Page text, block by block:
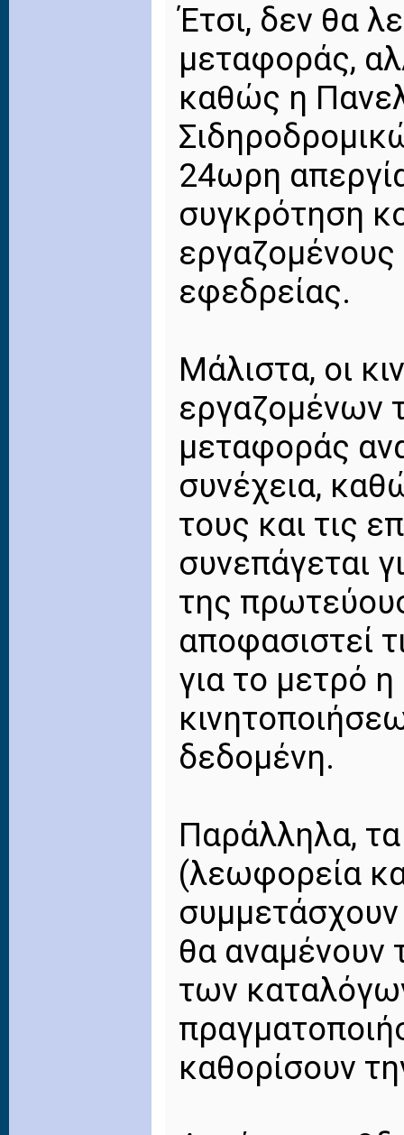
Έτσι, δεν θα
μεταφοράς,
καθώς η
24ωρη
συγκρότηση
εφεδρείας.
Μάλιστα, οι
εργαζομένων
μεταφοράς
συνέχεια,
τους και τις
συνεπάγεται
της
αποφασιστεί
για το μετρό
δεδομένη.
Παράλληλα,
(λεωφορεία
θα αναμένουν
των
καθορίσουν